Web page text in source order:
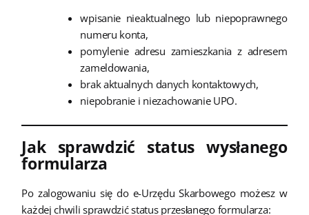
wpisanie nieaktualnego lub niepoprawnego
numeru konta,
pomylenie adresu zamieszkania z adresem
zameldowania,
brak aktualnych danych kontaktowych,
niepobranie i niezachowanie UPO.
Jak sprawdzić status wysłanego
formularza
Po zalogowaniu się do e-Urzędu Skarbowego możesz w
każdej chwili sprawdzić status przesłanego formularza: